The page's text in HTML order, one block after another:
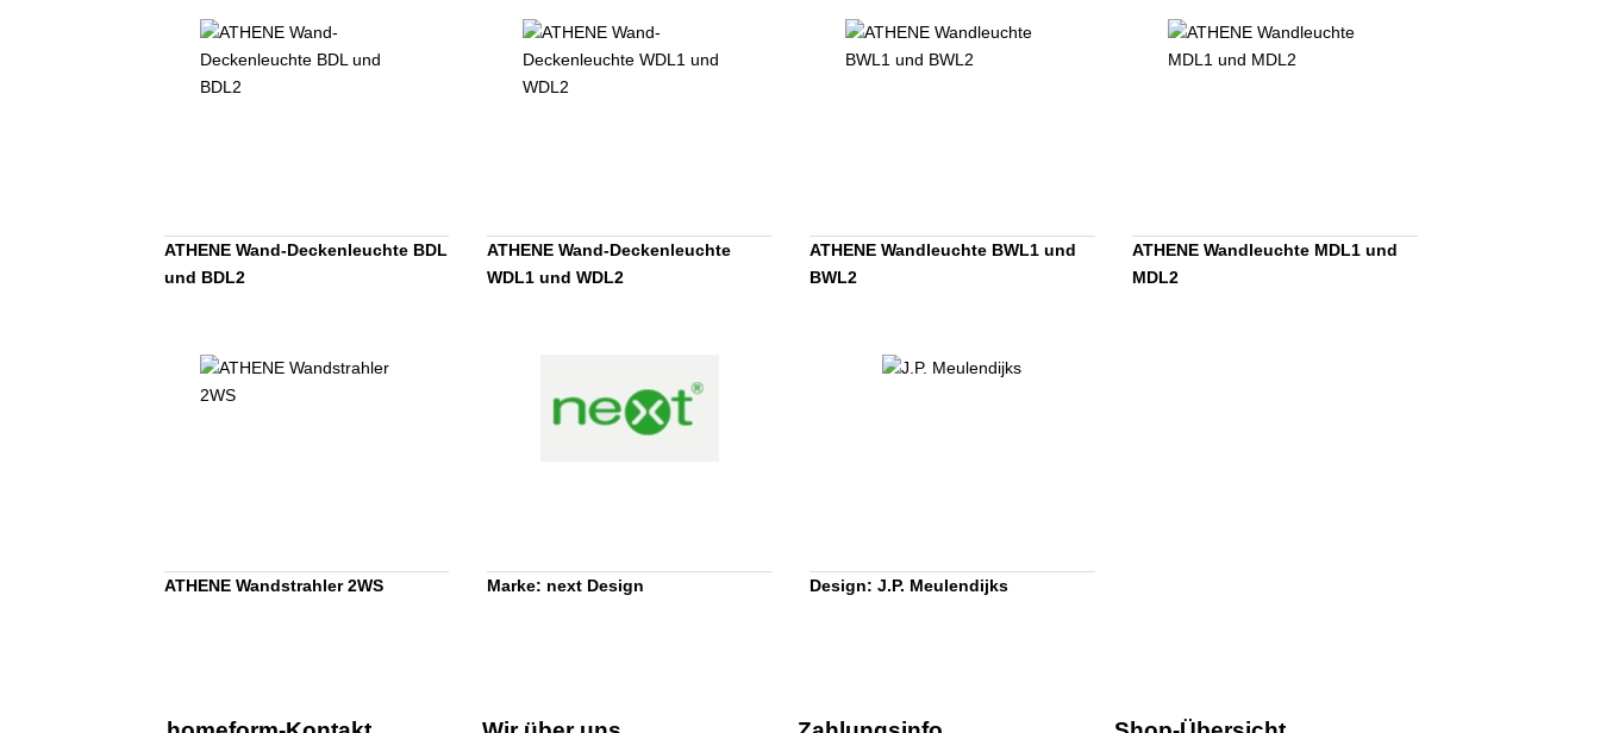
ATHENE Wand-Deckenleuchte BDL
und BDL2
ATHENE Wand-Deckenleuchte
WDL1 und WDL2
ATHENE Wandleuchte BWL1 und
BWL2
ATHENE Wandleuchte MDL1 und
MDL2
ATHENE Wandstrahler 2WS Marke: next Design Design: J.P. Meulendijks